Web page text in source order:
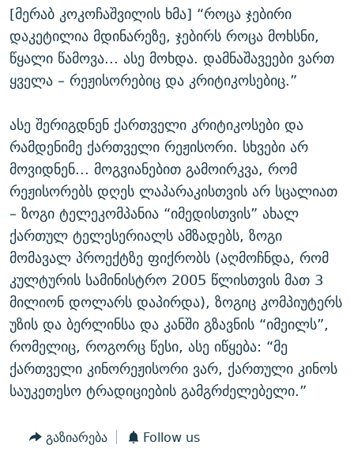
[მერაბ კოკოჩაშვილის ხმა] “როცა ჯებირი
დაკეტილია მდინარეზე, ჯებირს როცა მოხსნი,
წყალი წამოვა... ასე მოხდა. დამნაშავეები ვართ
ყველა – რეჟისორებიც და კრიტიკოსებიც.”
ასე შერიგდნენ ქართველი კრიტიკოსები და
რამდენიმე ქართველი რეჟისორი. სხვები არ
მოვიდნენ... მოგვიანებით გამოირკვა, რომ
რეჟისორებს დღეს ლაპარაკისთვის არ სცალიათ
– ზოგი ტელეკომპანია “იმედისთვის” ახალ
ქართულ ტელესერიალს ამზადებს, ზოგი
მომავალ პროექტზე ფიქრობს (აღმოჩნდა, რომ
კულტურის სამინისტრო 2005 წლისთვის მათ 3
მილიონ დოლარს დაპირდა), ზოგიც კომპიუტერს
უზის და ბერლინსა და კანში გზავნის “იმეილს”,
რომელიც, როგორც წესი, ასე იწყება: “მე
ქართველი კინორეჟისორი ვარ, ქართული კინოს
საუკეთესო ტრადიციების გამგრძელებელი.”
გაზიარება Follow us